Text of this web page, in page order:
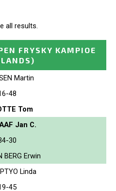
all results.
FRYSKY KAMPIOE
Martin
48
Tom
Jan C.
30
BERG Erwin
Linda
45